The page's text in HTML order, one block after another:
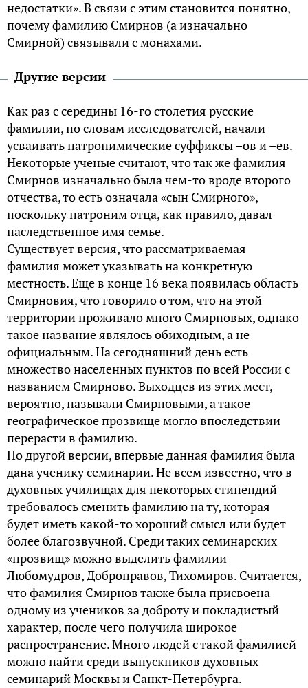
недостатки». В связи с этим становится понятно,
почему фамилию Смирнов (а изначально
Смирной) связывали с монахами.
Другие версии
Как раз с середины 16-го столетия русские
фамилии, по словам исследователей, начали
усваивать патронимические суффиксы –ов и –ев.
Некоторые ученые считают, что так же фамилия
Смирнов изначально была чем-то вроде второго
отчества, то есть означала «сын Смирного»,
поскольку патроним отца, как правило, давал
наследственное имя семье.
Существует версия, что рассматриваемая
фамилия может указывать на конкретную
местность. Еще в конце 16 века появилась область
Смирновия, что говорило о том, что на этой
территории проживало много Смирновых, однако
такое название являлось обиходным, а не
официальным. На сегодняшний день есть
множество населенных пунктов по всей России с
названием Смирново. Выходцев из этих мест,
вероятно, называли Смирновыми, а такое
географическое прозвище могло впоследствии
перерасти в фамилию.
По другой версии, впервые данная фамилия была
дана ученику семинарии. Не всем известно, что в
духовных училищах для некоторых стипендий
требовалось сменить фамилию на ту, которая
будет иметь какой-то хороший смысл или будет
более благозвучной. Среди таких семинарских
«прозвищ» можно выделить фамилии
Любомудров, Добронравов, Тихомиров. Считается,
что фамилия Смирнов также была присвоена
одному из учеников за доброту и покладистый
характер, после чего получила широкое
распространение. Много людей с такой фамилией
можно найти среди выпускников духовных
семинарий Москвы и Санкт-Петербурга.